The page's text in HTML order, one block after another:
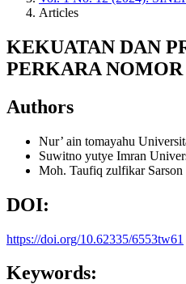
Articles
KEKUATAN DAN
PERKARA NOMOR
Authors
Nur’ ain tomayahu
Suwitno yutye Imran
Moh. Taufiq zulfikar Sarson
DOI:
https://doi.org/10.62335/6553tw61
Keywords: